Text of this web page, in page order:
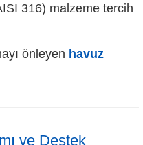
316) malzeme tercih
önleyen havuz
ve Destek